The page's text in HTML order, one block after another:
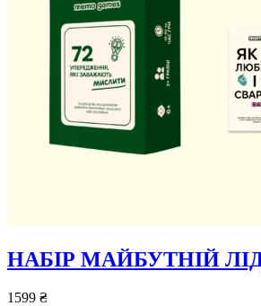
НАБІР МАЙБУТНІЙ
1599 ₴